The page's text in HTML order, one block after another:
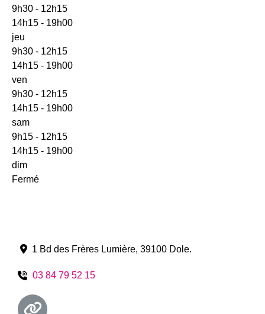
9h30 - 12h15
14h15 - 19h00
jeu
9h30 - 12h15
14h15 - 19h00
ven
9h30 - 12h15
14h15 - 19h00
sam
9h15 - 12h15
14h15 - 19h00
dim
Fermé
1 Bd des Frères Lumière, 39100 Dole.
03 84 79 52 15